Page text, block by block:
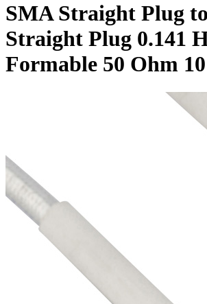
SMA Straight Plug
Straight Plug 0.141
Formable 50 Ohm